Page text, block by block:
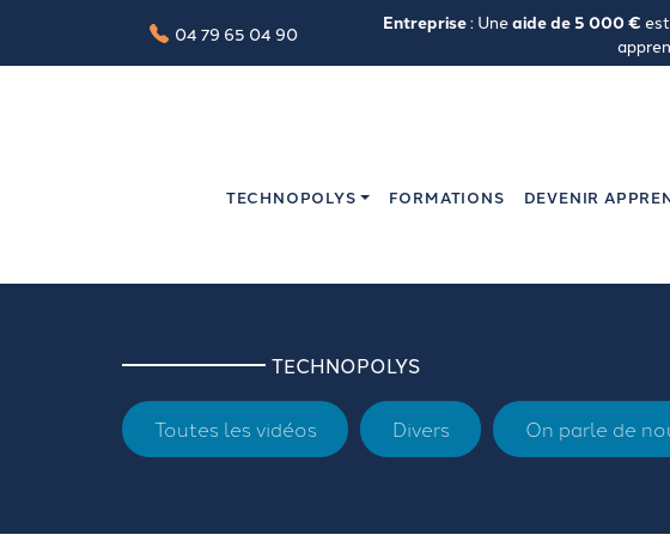
04 79 65 04 90 Entreprise: Uneaide de 5 000 €
TECHNOPOLYS FORMATIONS DEVENIR
TECHNOPOLYS
Toutes les vidéos Divers On parle de